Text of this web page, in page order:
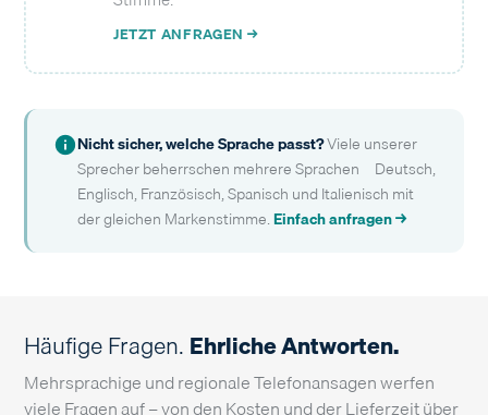
JETZT ANFRAGEN →
Nicht sicher, welche Sprache passt?Viele unserer
Sprecher beherrschen mehrere Sprachen – Deutsch,
Englisch, Französisch, Spanisch und Italienisch mit
der gleichen Markenstimme.Einfach anfragen →
Häufige Fragen. Ehrliche Antworten.
Mehrsprachige und regionale Telefonansagen werfen
viele Fragen auf – von den Kosten und der Lieferzeit über